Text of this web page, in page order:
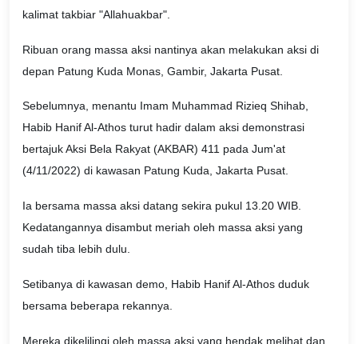
kalimat takbiar "Allahuakbar".
Ribuan orang massa aksi nantinya akan melakukan aksi di
depan Patung Kuda Monas, Gambir, Jakarta Pusat.
Sebelumnya, menantu Imam Muhammad Rizieq Shihab,
Habib Hanif Al-Athos turut hadir dalam aksi demonstrasi
bertajuk Aksi Bela Rakyat (AKBAR) 411 pada Jum'at
(4/11/2022) di kawasan Patung Kuda, Jakarta Pusat.
Ia bersama massa aksi datang sekira pukul 13.20 WIB.
Kedatangannya disambut meriah oleh massa aksi yang
sudah tiba lebih dulu.
Setibanya di kawasan demo, Habib Hanif Al-Athos duduk
bersama beberapa rekannya.
Mereka dikelilingi oleh massa aksi yang hendak melihat dan